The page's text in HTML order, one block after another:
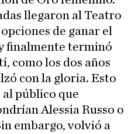
llegaron al Teatro
de ganar el
finalmente terminó
como los dos años
con la gloria. Esto
público que
Alessia Russo o
embargo, volvió a